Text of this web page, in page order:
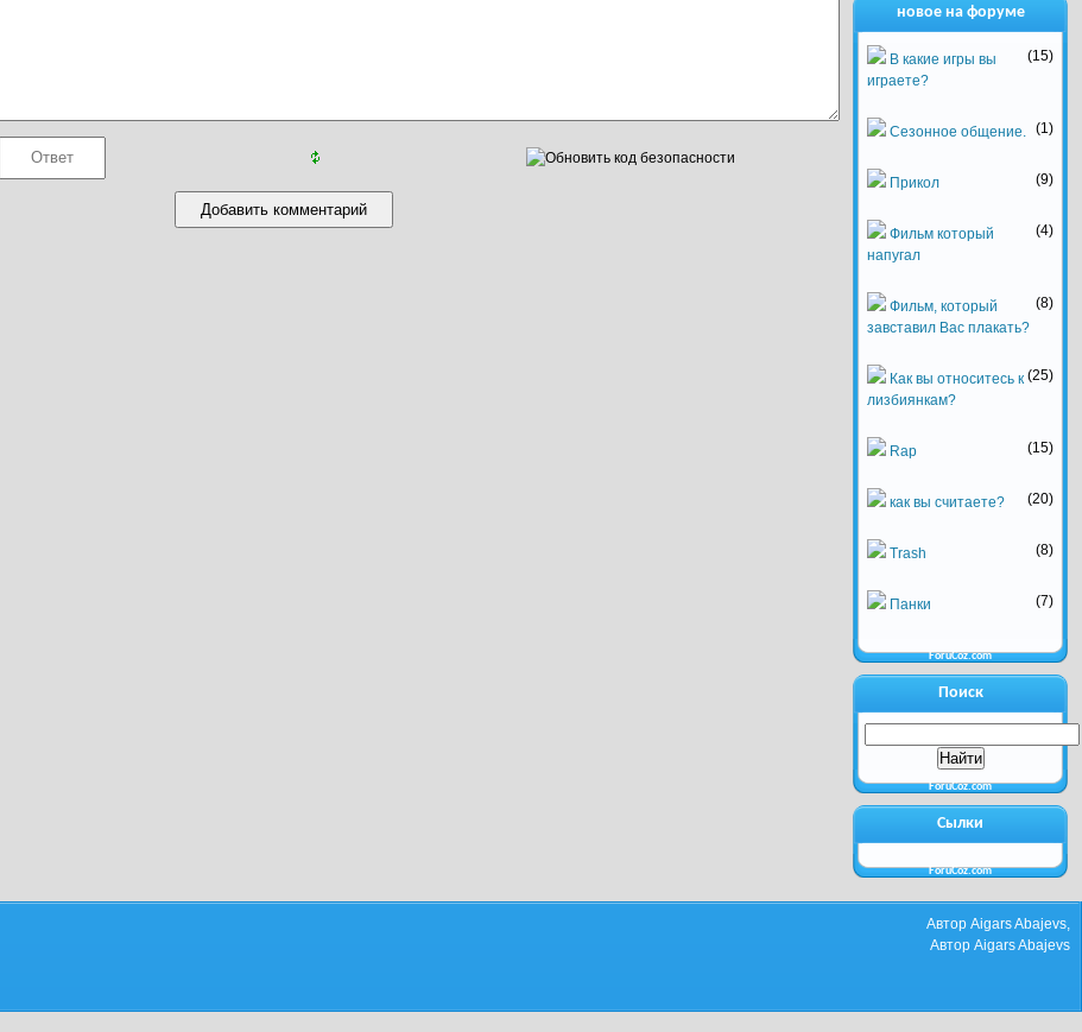
новое на форуме
В какие игры вы
играете?
(15)
Сезонное общение. (1)
Прикол (9)
Фильм который
напугал
(4)
Фильм, который
завставил Вас плакать?
(8)
Как вы относитесь к
лизбиянкам?
(25)
Rap (15)
как вы считаете? (20)
Trash (8)
Панки (7)
ForuCoz.com
Поиск
ForuCoz.com
Сылки
ForuCoz.com
Автор Aigars Abajevs,
Автор Aigars Abajevs